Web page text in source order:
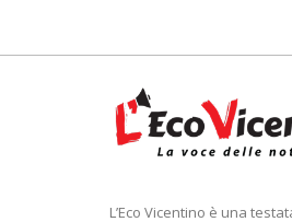
L’Eco Vicentino è una